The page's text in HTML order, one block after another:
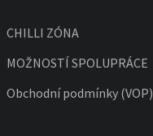
CHILLI ZÓNA
MOŽNOSTÍ SPOLUPRÁCE
Obchodní podmínky (VOP)